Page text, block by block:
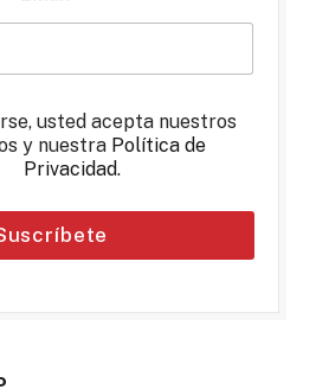
usted acepta nuestros
y nuestra Política de
Privacidad.